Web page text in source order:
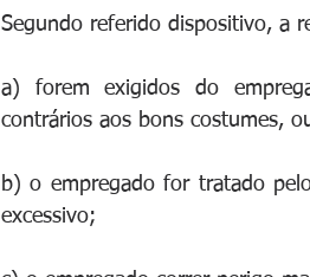
Segundo referido dispositivo, a
a) forem exigidos do
contrários aos bons costumes,
b) o empregado for tratado
excessivo;